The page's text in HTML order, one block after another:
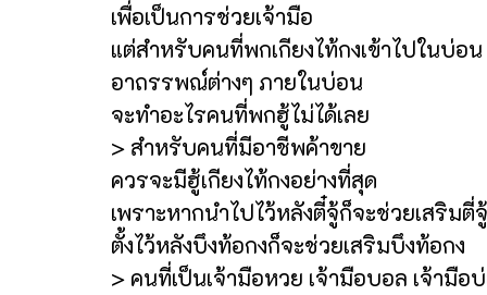
เพื่อเป็นการช่วยเจ้ามือ
แต่สำหรับคนที่พกเกียงไท้กงเข้าไปในบ่อน
อาถรรพณ์ต่างๆ ภายในบ่อน
จะทำอะไรคนที่พกฮู้ไม่ได้เลย
> สำหรับคนที่มีอาชีพค้าขาย
ควรจะมีฮู้เกียงไท้กงอย่างที่สุด
เพราะหากนำไปไว้หลังตี๋จู้ก็จะช่วยเสริมตี่จู้
ตั้งไว้หลังบึงท้อกงก็จะช่วยเสริมบึงท้อกง
> คนที่เป็นเจ้ามือหวย เจ้ามือบอล เจ้ามือ